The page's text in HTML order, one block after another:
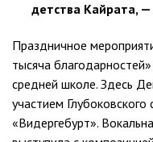
детства Кайрата,
Праздничное
тысяча
средней школе. Здесь
участием
«Видергебурт».